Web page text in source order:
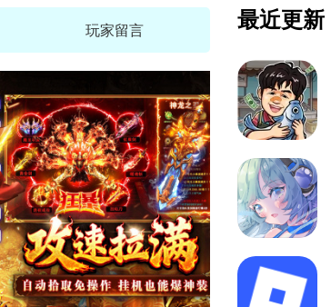
玩家留言 最近更新
棕色尘埃2国际服安装器
大小：517.3M 查看详情
棕色尘埃2安卓下载(BrownDust II)
大小：517.3M 查看详情
金铲铲之战(英雄联盟传奇)
大小：1.97G 查看详情